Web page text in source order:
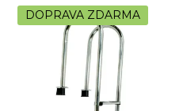
DOPRAVA ZDARMA